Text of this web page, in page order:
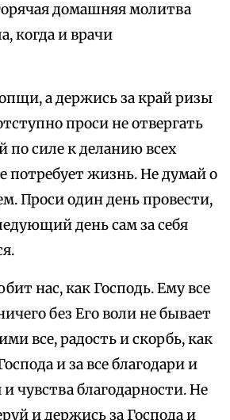
домашняя молитва
когда и врачи
а держись за край ризы
проси не отвергать
по силе к деланию всех
потребует жизнь. Не думай о
Проси один день провести,
день сам за себя
нас, как Господь. Ему все
без Его воли не бывает
все, радость и скорбь, как
и за все благодари и
чувства благодарности. Не
и держись за Господа и